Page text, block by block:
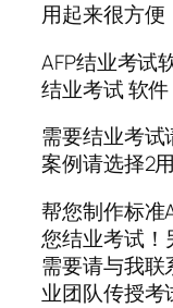
用起来很方便
AFP结业考试
结业考试 软件
需要结业考
案例请选择2
帮您制作标准
您结业考试！
需要请与我
业团队传授考